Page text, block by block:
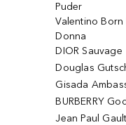
Puder
Valentino Born
Donna
DIOR Sauvage
Douglas
Gisada
BURBERRY
Jean Paul